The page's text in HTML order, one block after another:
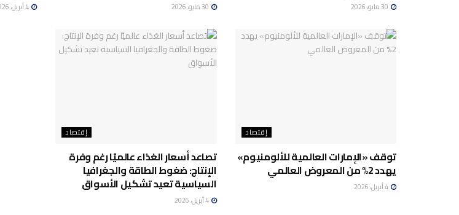
إقتصاد
توقف «الإمارات العالمية للألومنيوم»
يهدد 2% من المعروض العالمي
إقتصاد
تصاعد أسعار الغذاء عالميًا رغم وفرة
الإنتاج: ضغوط الطاقة والجغرافيا
السياسية تعيد تشكيل الأسواق
4 أبريل، 2026